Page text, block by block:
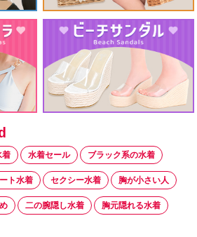
着 水着セール ブラック系の水着
ト水着 セクシー水着 胸が小さい人
二の腕隠し水着 胸元隠れる水着